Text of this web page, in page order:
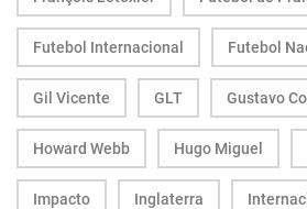
Futebol Internacional Futebol
Gil Vicente GLT Gustavo
Howard Webb Hugo Miguel
Impacto Inglaterra